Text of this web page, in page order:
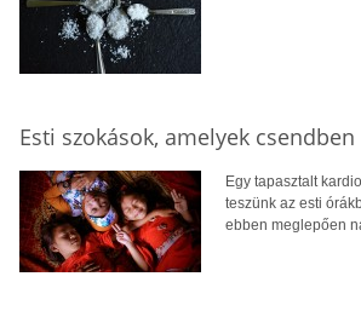
Esti szokások, amelyek
Egy tapasztalt
teszünk az esti
ebben meglepően